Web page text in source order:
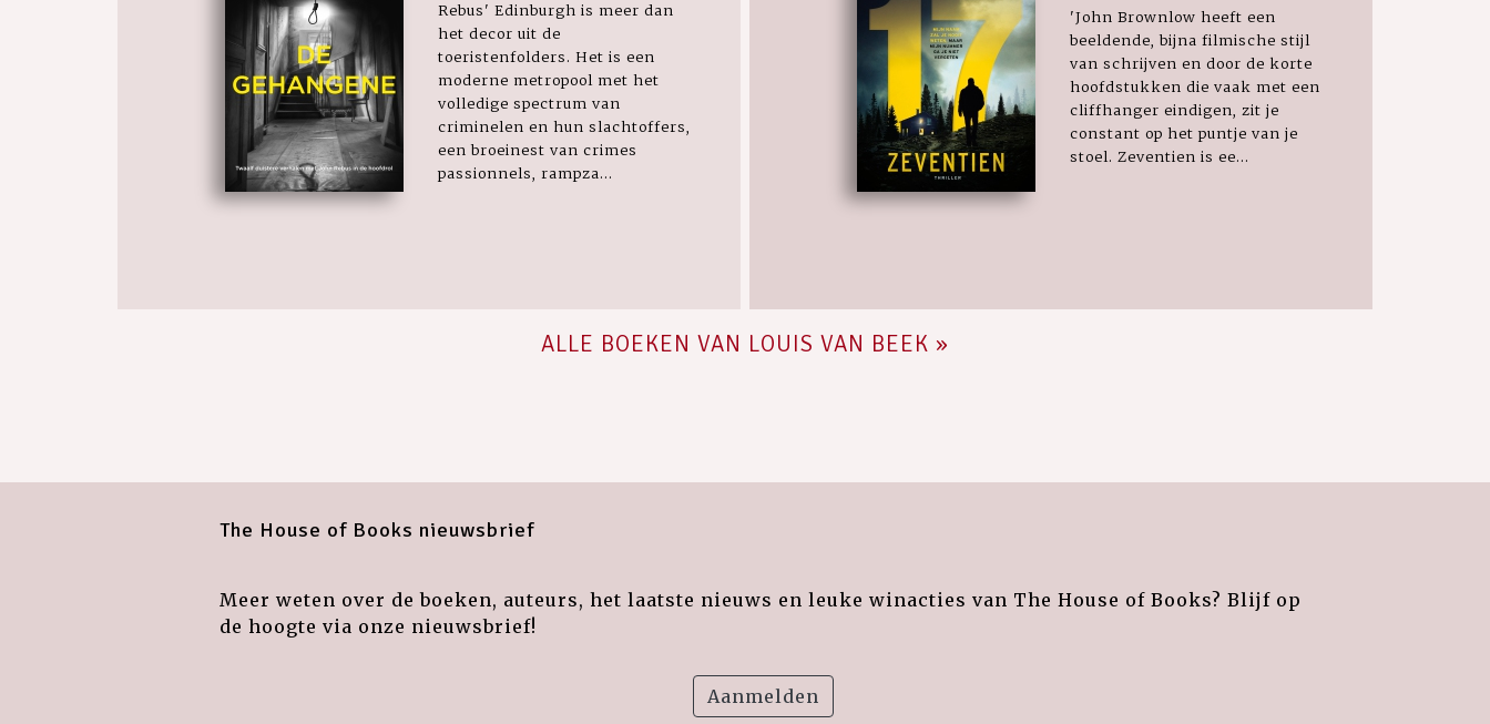
Rebus' Edinburgh is meer dan
het decor uit de
toeristenfolders. Het is een
moderne metropool met het
volledige spectrum van
criminelen en hun slachtoffers,
een broeinest van crimes
passionnels, rampza...
'John Brownlow heeft een
beeldende, bijna filmische stijl
van schrijven en door de korte
hoofdstukken die vaak met een
cliffhanger eindigen, zit je
constant op het puntje van je
stoel. Zeventien is ee...
ALLE BOEKEN VAN LOUIS VAN BEEK »
The House of Books nieuwsbrief
Meer weten over de boeken, auteurs, het laatste nieuws en leuke winacties van The House of Books? Blijf op
de hoogte via onze nieuwsbrief!
Aanmelden